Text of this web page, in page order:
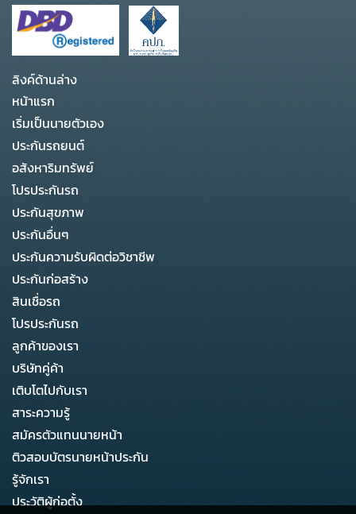
ลิงค์ด้านล่าง
หน้าแรก
เริ่มเป็นนายตัวเอง
ประกันรถยนต์
อสังหาริมทรัพย์
โปรประกันรถ
ประกันสุขภาพ
ประกันอื่นๆ
ประกันความรับผิดต่อวิชาชีพ
ประกันก่อสร้าง
สินเชื่อรถ
โปรประกันรถ
ลูกค้าของเรา
บริษัทคู่ค้า
เติบโตไปกับเรา
สาระความรู้
สมัครตัวแทนนายหน้า
ติวสอบบัตรนายหน้าประกัน
รู้จักเรา
ประวัติผู้ก่อตั้ง